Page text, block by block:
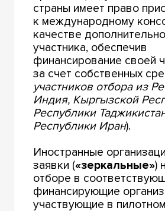
страны имеет право
к международному
качестве
участника, обеспечив
финансирование своей
за счет собственных
участников отбора из
Индия, Кыргызской
Республики
Республики Иран).
Иностранные
заявки («зеркальные»)
отборе в
финансирующие
участвующие в